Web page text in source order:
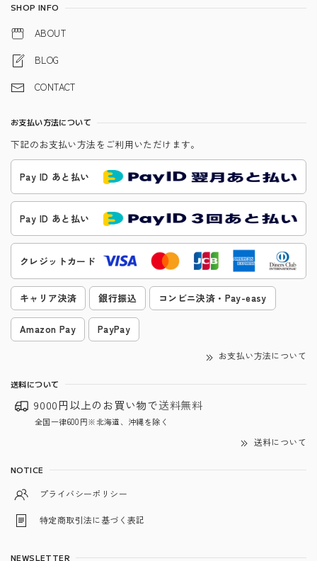
SHOP INFO
ABOUT
BLOG
CONTACT
お支払い方法について
下記のお支払い方法をご利用いただけます。
Pay ID あと払い
Pay ID あと払い
クレジットカード
キャリア決済 銀行振込 コンビニ決済・Pay-easy
Amazon Pay PayPay
お支払い方法について
送料について
9000円以上のお買い物で送料無料
全国一律600円※北海道、沖縄を除く
送料について
NOTICE
プライバシーポリシー
特定商取引法に基づく表記
NEWSLETTER